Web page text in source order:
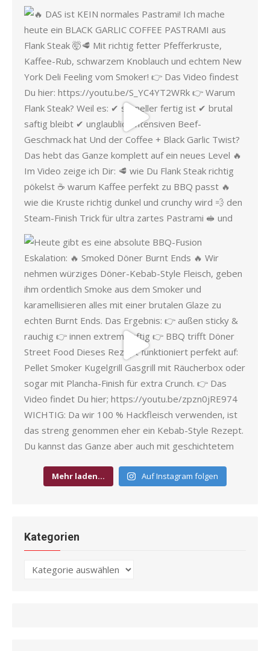
Mehr laden… Auf Instagram folgen
Kategorien
Kategorien